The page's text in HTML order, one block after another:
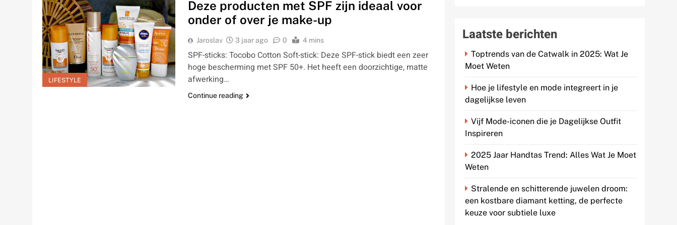
LIFESTYLE
Deze producten met SPF zijn ideaal voor
onder of over je make-up
Jaroslav 3 jaar ago 0 4 mins
SPF-sticks: Tocobo Cotton Soft-stick: Deze SPF-stick biedt een zeer
hoge bescherming met SPF 50+. Het heeft een doorzichtige, matte
afwerking…
Continue reading
Laatste berichten
Toptrends van de Catwalk in 2025: Wat Je
Moet Weten
Hoe je lifestyle en mode integreert in je
dagelijkse leven
Vijf Mode-iconen die je Dagelijkse Outfit
Inspireren
2025 Jaar Handtas Trend: Alles Wat Je Moet
Weten
Stralende en schitterende juwelen droom:
een kostbare diamant ketting, de perfecte
keuze voor subtiele luxe